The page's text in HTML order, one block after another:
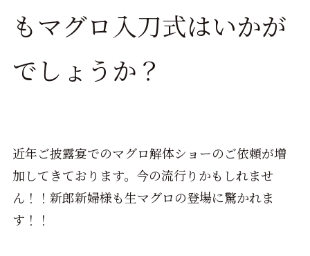
もマグロ入刀式はいかが
でしょうか？
近年ご披露宴でのマグロ解体ショーのご依頼が増
加してきております。今の流行りかもしれませ
ん！！新郎新婦様も生マグロの登場に驚かれま
す！！